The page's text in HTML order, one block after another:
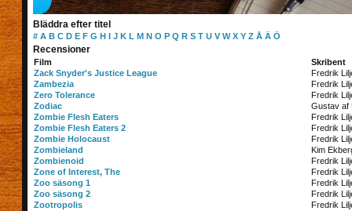
Bläddra efter titel
# A B C D E F G H I J K L M N O P Q R S T U V W X Y Z Å Ä Ö
Recensioner
Film
Skribent
Zack Snyder's Justice League
Fredrik
Zambezia
Fredrik
Zero Tolerance
Fredrik
Zodiac
Gustav af
Zombie Flesh Eaters
Fredrik
Zombie Flesh Eaters 2
Fredrik
Zombie Holocaust
Fredrik
Zombieland
Kim
Zombienoid
Fredrik
Zone of Interest, The
Fredrik
Zoo säsong 1
Fredrik
Zoo säsong 2
Fredrik
Zootropolis
Fredrik